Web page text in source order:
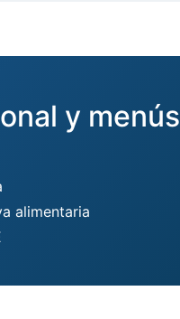
y menús
alimentaria